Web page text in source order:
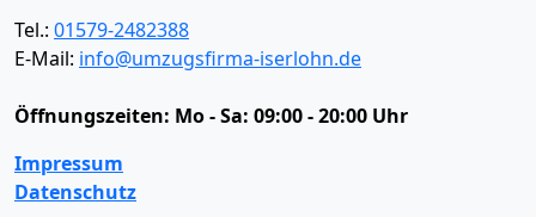
Tel.: 01579-2482388
E-Mail: info@umzugsfirma-iserlohn.de
Öffnungszeiten: Mo - Sa: 09:00 - 20:00 Uhr
Impressum
Datenschutz